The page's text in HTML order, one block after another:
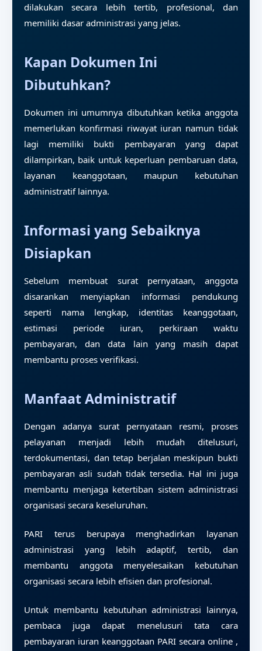
dilakukan secara lebih tertib, profesional, dan
memiliki dasar administrasi yang jelas.
Kapan Dokumen Ini
Dibutuhkan?
Dokumen ini umumnya dibutuhkan ketika anggota
memerlukan konfirmasi riwayat iuran namun tidak
lagi memiliki bukti pembayaran yang dapat
dilampirkan, baik untuk keperluan pembaruan data,
layanan keanggotaan, maupun kebutuhan
administratif lainnya.
Informasi yang Sebaiknya
Disiapkan
Sebelum membuat surat pernyataan, anggota
disarankan menyiapkan informasi pendukung
seperti nama lengkap, identitas keanggotaan,
estimasi periode iuran, perkiraan waktu
pembayaran, dan data lain yang masih dapat
membantu proses verifikasi.
Manfaat Administratif
Dengan adanya surat pernyataan resmi, proses
pelayanan menjadi lebih mudah ditelusuri,
terdokumentasi, dan tetap berjalan meskipun bukti
pembayaran asli sudah tidak tersedia. Hal ini juga
membantu menjaga ketertiban sistem administrasi
organisasi secara keseluruhan.
PARI terus berupaya menghadirkan layanan
administrasi yang lebih adaptif, tertib, dan
membantu anggota menyelesaikan kebutuhan
organisasi secara lebih efisien dan profesional.
Untuk membantu kebutuhan administrasi lainnya,
pembaca juga dapat menelusuri tata cara
pembayaran iuran keanggotaan PARI secara online ,